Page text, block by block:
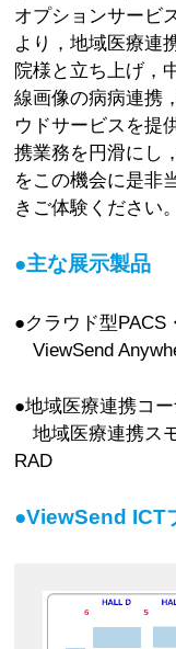
オプションサービ
より，地域医療連
院様と立ち上げ，
線画像の病病連携
ウドサービスを提
携業務を円滑にし
をこの機会に是非
きご体験ください。
●主な展示製品
●クラウド型PACS
ViewSend
●地域医療連携コ
地域医療連携ス
RAD
●ViewSend ICT